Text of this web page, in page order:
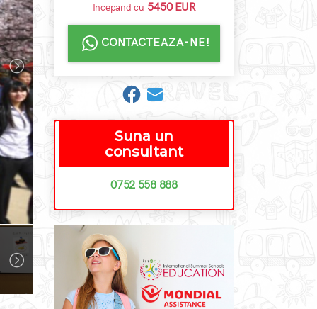
Incepand cu 5450 EUR
CONTACTEAZA-NE!
Suna un
consultant
0752 558 888